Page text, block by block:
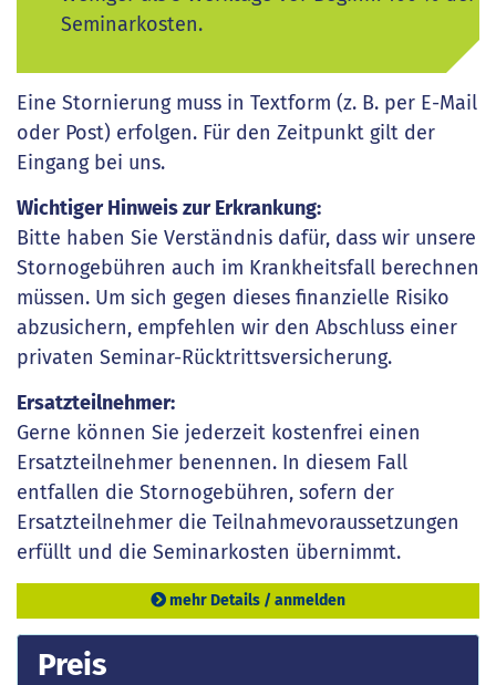
Seminarkosten.
Eine Stornierung muss in Textform (z. B. per E-Mail
oder Post) erfolgen. Für den Zeitpunkt gilt der
Eingang bei uns.
Wichtiger Hinweis zur Erkrankung:
Bitte haben Sie Verständnis dafür, dass wir unsere
Stornogebühren auch im Krankheitsfall berechnen
müssen. Um sich gegen dieses finanzielle Risiko
abzusichern, empfehlen wir den Abschluss einer
privaten Seminar-Rücktrittsversicherung.
Ersatzteilnehmer:
Gerne können Sie jederzeit kostenfrei einen
Ersatzteilnehmer benennen. In diesem Fall
entfallen die Stornogebühren, sofern der
Ersatzteilnehmer die Teilnahmevoraussetzungen
erfüllt und die Seminarkosten übernimmt.
mehr Details / anmelden
Preis